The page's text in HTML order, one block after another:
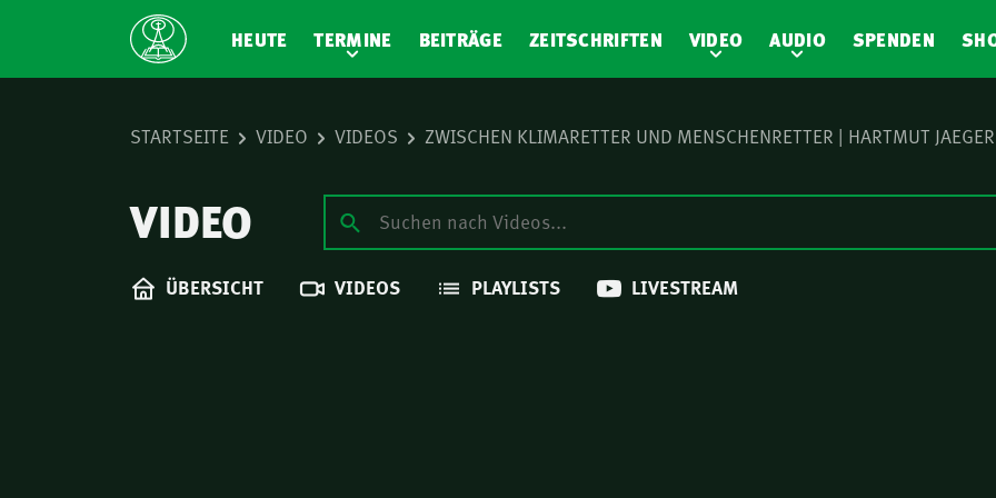
HEUTE TERMINE BEITRÄGE ZEITSCHRIFTEN VIDEO AUDIO SPENDEN
STARTSEITE VIDEO VIDEOS ZWISCHEN KLIMARETTER UND MENSCHENRETTER | HARTMUT JAEGER
VIDEO
ÜBERSICHT VIDEOS PLAYLISTS LIVESTREAM